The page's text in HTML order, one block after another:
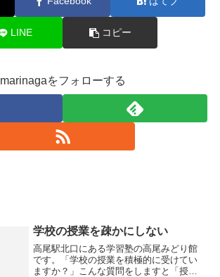
LINE コピー
marinagaをフォローする
学校の授業を疎かにしない
高尾駅北口にある学習塾の高尾みどり館
です。「学校の授業を積極的に受けてい
ますか？」こんな質問をしますと「授業